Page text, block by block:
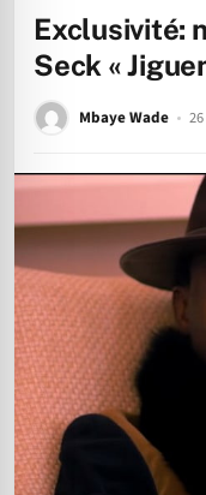
Exclusivité:
Seck «
Mbaye Wade